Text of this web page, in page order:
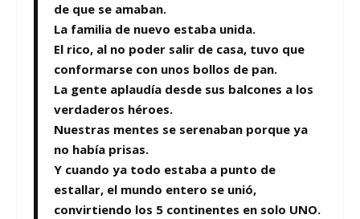
de que se amaban.
La familia de nuevo estaba unida.
El rico, al no poder salir de casa, tuvo que
conformarse con unos bollos de pan.
La gente aplaudía desde sus balcones a los
verdaderos héroes.
Nuestras mentes se serenaban porque ya
no había prisas.
Y cuando ya todo estaba a punto de
estallar, el mundo entero se unió,
convirtiendo los 5 continentes en solo UNO.